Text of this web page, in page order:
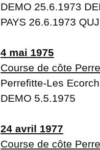
DEMO 25.6.1973
PAYS 26.6.1973
4 mai 1975
Course de côte
Perrefitte-Les
DEMO 5.5.1975
24 avril 1977
Course de côte